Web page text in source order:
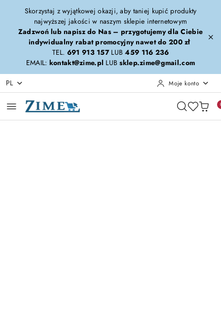
Przejdź do treści głównej
Przejdź do wyszukiwarki
Przejdź do moje konto
Przejdź do menu głównego
Przejdź do opisu produktu
Przejdź do stopki
Skorzystaj z wyjątkowej okazji, aby taniej kupić produkty
najwyższej jakości w naszym sklepie internetowym
Zadzwoń lub napisz do Nas – przygotujemy dla Ciebie
indywidualny rabat promocyjny nawet do 200 zł
TEL. 691 913 157LUB459 116 236
EMAIL: kontakt@zime.pl LUBsklep.zime@gmail.com
PL Moje konto